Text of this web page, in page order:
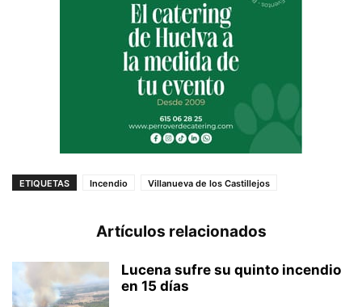
ETIQUETAS Incendio Villanueva de los Castillejos
Artículos relacionados
Lucena sufre su quinto incendio
en 15 días